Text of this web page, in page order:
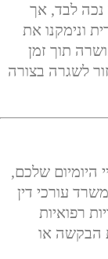
נכה לבד, אך
ונימקנו את
תוך זמן
לשגרה בצורה
שלכם,
עורכי דין
רפואיות
הבקשה או